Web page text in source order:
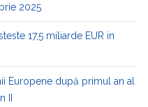
2025
17,5 miliarde EUR in
Europene după primul an al
II